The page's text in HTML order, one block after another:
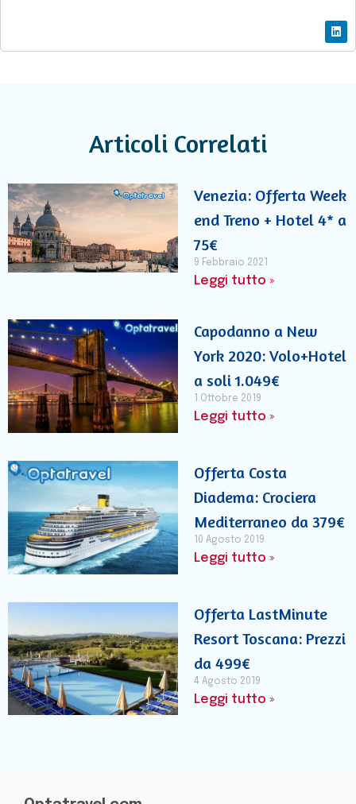
Articoli Correlati
Venezia: Offerta Week
end Treno + Hotel 4* a
75€
9 Febbraio 2021
Leggi tutto »
Capodanno a New
York 2020: Volo+Hotel
a soli 1.049€
1 Ottobre 2019
Leggi tutto »
Offerta Costa
Diadema: Crociera
Mediterraneo da 379€
10 Agosto 2019
Leggi tutto »
Offerta LastMinute
Resort Toscana: Prezzi
da 499€
4 Agosto 2019
Leggi tutto »